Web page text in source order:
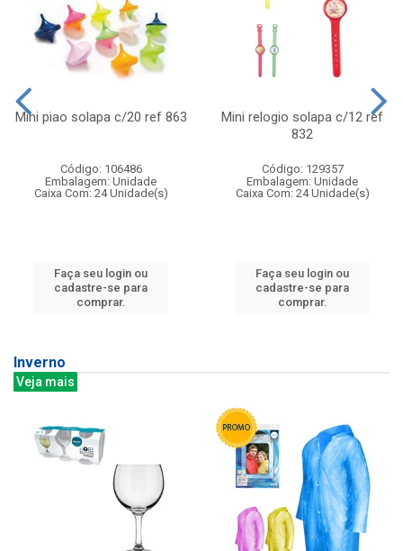
Mini piao solapa c/20 ref 863
Código: 106486
Embalagem: Unidade
Caixa Com: 24 Unidade(s)
Faça seu login ou
cadastre-se para
comprar.
Mini relogio solapa c/12 ref
832
Código: 129357
Embalagem: Unidade
Caixa Com: 24 Unidade(s)
Faça seu login ou
cadastre-se para
comprar.
Inverno
Veja mais